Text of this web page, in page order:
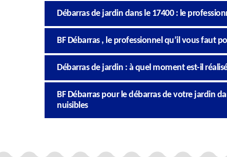
Débarras de jardin dans le 17400 : le
BF Débarras , le professionnel qu’il vous faut
Débarras de jardin : à quel moment est-il
BF Débarras pour le débarras de votre jardin
nuisibles